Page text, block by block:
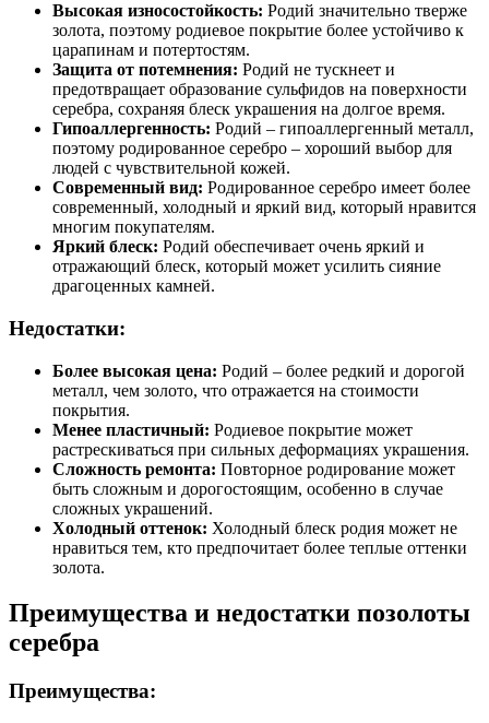
Высокая износостойкость: Родий значительно тверже
золота, поэтому родиевое покрытие более устойчиво к
царапинам и потертостям.
Защита от потемнения: Родий не тускнеет и
предотвращает образование сульфидов на поверхности
серебра, сохраняя блеск украшения на долгое время.
Гипоаллергенность: Родий – гипоаллергенный металл,
поэтому родированное серебро – хороший выбор для
людей с чувствительной кожей.
Современный вид: Родированное серебро имеет более
современный, холодный и яркий вид, который нравится
многим покупателям.
Яркий блеск: Родий обеспечивает очень яркий и
отражающий блеск, который может усилить сияние
драгоценных камней.
Недостатки:
Более высокая цена: Родий – более редкий и дорогой
металл, чем золото, что отражается на стоимости
покрытия.
Менее пластичный: Родиевое покрытие может
растрескиваться при сильных деформациях украшения.
Сложность ремонта: Повторное родирование может
быть сложным и дорогостоящим, особенно в случае
сложных украшений.
Холодный оттенок: Холодный блеск родия может не
нравиться тем, кто предпочитает более теплые оттенки
золота.
Преимущества и недостатки позолоты
серебра
Преимущества: